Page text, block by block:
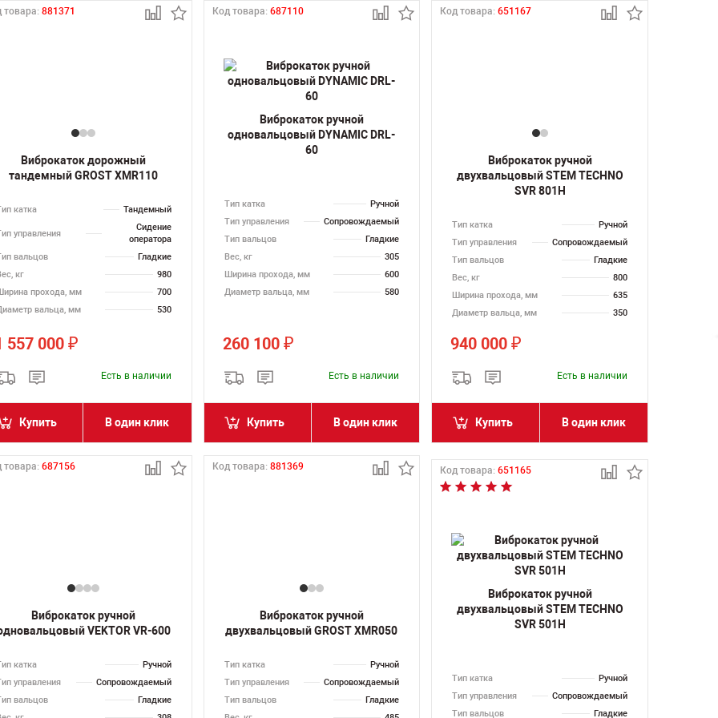
товара: 881371
Виброкаток дорожный
тандемный GROST XMR110
катка Тандемный
управления
Сидение
оператора
вальцов
Гладкие
кг
980
прохода, мм
700
вальца, мм
530
557 000 ₽
Есть в наличии
Купить В один клик
Код товара: 687110
Виброкаток ручной
одновальцовый DYNAMIC DRL-
60
Тип катка
Ручной
Тип управления
Сопровождаемый
Тип вальцов
Гладкие
Вес, кг
305
Ширина прохода, мм
600
Диаметр вальца, мм
580
260 100 ₽
Есть в наличии
Купить В один клик
Код товара:651167
Виброкаток ручной
двухвальцовый STEM TECHNO
SVR 801H
Тип катка
Ручной
Тип управления
Сопровождаемый
Тип вальцов
Гладкие
Вес, кг
800
Ширина прохода, мм
635
Диаметр вальца, мм
350
940 000₽
Есть в наличии
Купить В один клик
товара: 687156
Виброкаток ручной
VEKTOR VR-600
катка
Ручной
управления
Сопровождаемый
вальцов
Гладкие
Код товара: 881369
Виброкаток ручной
двухвальцовый GROST XMR050
Тип катка
Ручной
Тип управления
Сопровождаемый
Тип вальцов
Гладкие
Код товара:651165
Виброкаток ручной
двухвальцовый STEM TECHNO
SVR 501H
Тип катка
Ручной
Тип управления
Сопровождаемый
Тип вальцов
Гладкие